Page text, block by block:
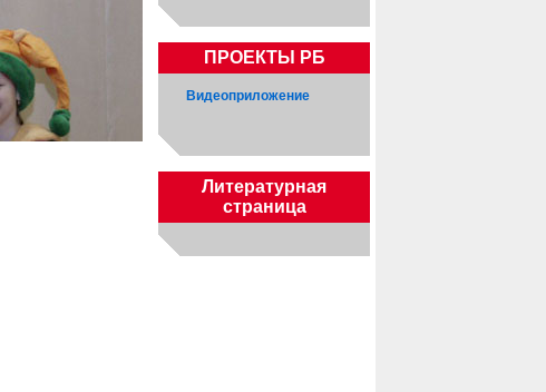
ПРОЕКТЫ РБ
Видеоприложение
Литературная
страница